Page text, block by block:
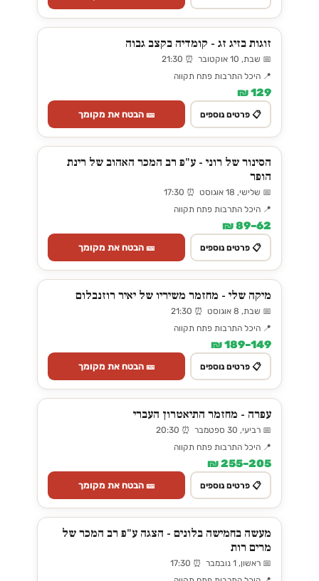
זוגות בזיג זג - קומדיה בקצב גבוה
📅 שבת, 10 אוקטובר ⏰ 21:30
📍 היכל התרבות פתח תקווה
129 ₪
📋 פרטים נוספים 🎫 הבטח את מקומך
הסינור של רוני - ע"פ רב המכר האהוב של רינת
הופר
📅 שלישי, 18 אוגוסט ⏰ 17:30
📍 היכל התרבות פתח תקווה
62–89 ₪
📋 פרטים נוספים 🎫 הבטח את מקומך
מיקה שלי - מחזמר משיריו של יאיר רוזנבלום
📅 שבת, 8 אוגוסט ⏰ 21:30
📍 היכל התרבות פתח תקווה
149–189 ₪
📋 פרטים נוספים 🎫 הבטח את מקומך
עפרה - מחזמר התיאטרון העברי
📅 רביעי, 30 ספטמבר ⏰ 20:30
📍 היכל התרבות פתח תקווה
205–255 ₪
📋 פרטים נוספים 🎫 הבטח את מקומך
מעשה בחמישה בלונים - הצגה ע"פ רב המכר של
מרים רות
📅 ראשון, 1 נובמבר ⏰ 17:30